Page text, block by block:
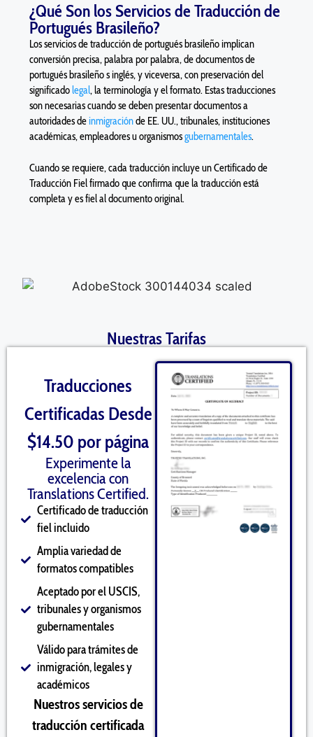
¿Qué Son los Servicios de Traducción de
Portugués Brasileño?
Los servicios de traducción de portugués brasileño implican
conversión precisa, palabra por palabra, de documentos de
portugués brasileño s inglés, y viceversa, con preservación del
significadolegal, la terminología y el formato. Estas traducciones
son necesarias cuando se deben presentar documentos a
autoridades deinmigraciónde EE. UU., tribunales, instituciones
académicas, empleadores u organismosgubernamentales.
Cuando se requiere, cada traducción incluye un Certificado de
Traducción Fiel firmado que confirma que la traducción está
completa y es fiel al documento original.
Nuestras Tarifas
Traducciones
Certificadas Desde
$14.50 por página
Experimente la
excelencia con
Translations Certified.
Certificado de traducción
fiel incluido
Amplia variedad de
formatos compatibles
Aceptado por el USCIS,
tribunales y organismos
gubernamentales
Válido para trámites de
inmigración, legales y
académicos
Nuestros servicios de
traducción certificada